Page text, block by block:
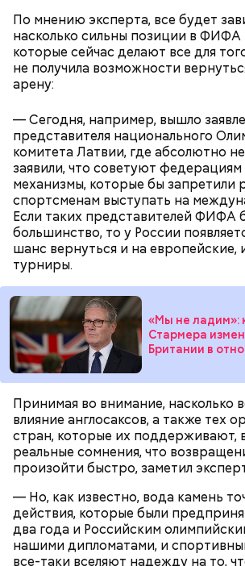
По мнению эксперта, все будет
насколько сильны позиции в ФИФА
которые сейчас делают все для
не получила возможности
арену:
— Сегодня, например, вышло
представителя национального
комитета Латвии, где абсолютно
заявили, что советуют
механизмы, которые бы запретили
спортсменам выступать на
Если таких представителей ФИФА
большинство, то у России
шанс вернуться и на европейские,
турниры.
«Мы не ладим»:
Стармера
Британии в
Принимая во внимание, насколько
влияние англосаксов, а также тех
стран, которые их поддерживают,
реальные сомнения, что
произойти быстро, заметил
— Но, как известно, вода камень
действия, которые были
два года и Российским
нашими дипломатами, и
все-таки вселяют надежду на то,
Ранее бывший футболист ЦСКА
заявил, что португальский
Роналдупровел слабую игруна ЧМ.